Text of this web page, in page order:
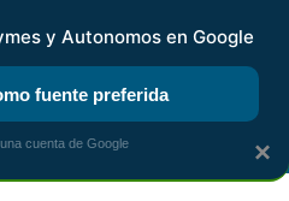
KIT DIGITAL RENTA
×
y Autonomos en Google
fuente preferida
cuenta de Google